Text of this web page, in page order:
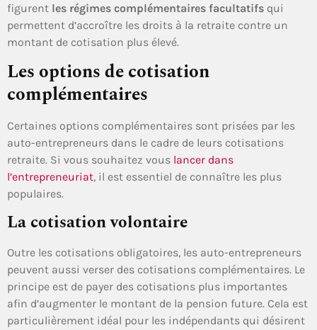
figurent les régimes complémentaires facultatifs qui
permettent d’accroître les droits à la retraite contre un
montant de cotisation plus élevé.
Les options de cotisation
complémentaires
Certaines options complémentaires sont prisées par les
auto-entrepreneurs dans le cadre de leurs cotisations
retraite. Si vous souhaitez vous lancer dans
l’entrepreneuriat, il est essentiel de connaître les plus
populaires.
La cotisation volontaire
Outre les cotisations obligatoires, les auto-entrepreneurs
peuvent aussi verser des cotisations complémentaires. Le
principe est de payer des cotisations plus importantes
afin d’augmenter le montant de la pension future. Cela est
particulièrement idéal pour les indépendants qui désirent